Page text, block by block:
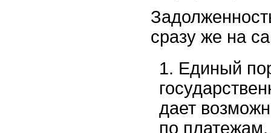
сразу же на
Единый
дает
по